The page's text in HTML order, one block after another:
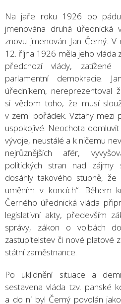
Na jaře roku 1926 po
jmenována druhá úřednická
znovu jmenován Jan Černý.
12. října 1926 měla jeho vláda
předchozí vlády, zatížené
parlamentní demokracie.
úředníkem, nereprezentoval
si vědom toho, že musí
v zemi pořádek. Vztahy mezi
uspokojivé. Neochota
vývoje, neustálé a k ničemu
nejrůznějších afér,
politických stran nad
dosáhly takového stupně,
uměním v koncích“. Během
Černého úřednická vláda
legislativní akty, především
správy, zákon o volbách
zastupitelstev či nové platové
státní zaměstnance.
Po uklidnění situace a
sestavena vláda tzv. panské
a do ní byl Černý povolán